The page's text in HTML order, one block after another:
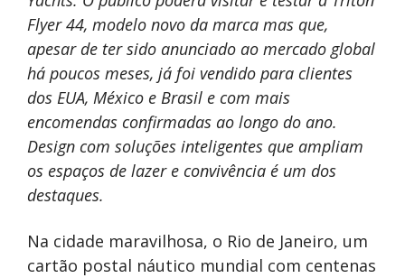
Flyer 44, modelo novo da marca mas que,
apesar de ter sido anunciado ao mercado global
há poucos meses, já foi vendido para clientes
dos EUA, México e Brasil e com mais
encomendas confirmadas ao longo do ano.
Design com soluções inteligentes que ampliam
os espaços de lazer e convivência é um dos
destaques.
Na cidade maravilhosa, o Rio de Janeiro, um
cartão postal náutico mundial com centenas